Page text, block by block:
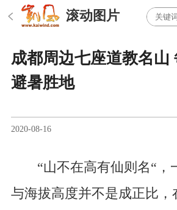
滚动图片
成都周边七座道教名山
避暑胜地
2020-08-16
“山不在高有仙则名“，
与海拔高度并不是成正比，